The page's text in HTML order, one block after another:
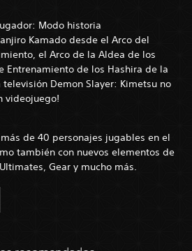
Modo historia
Kamado desde el Arco del
el Arco de la Aldea de los
Entrenamiento de los Hashira de la
Demon Slayer: Kimetsu no
videojuego!
de 40 personajes jugables en el
también con nuevos elementos de
Gear y mucho más.